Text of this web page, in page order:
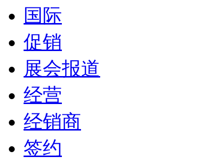
国际
促销
展会报道
经营
经销商
签约